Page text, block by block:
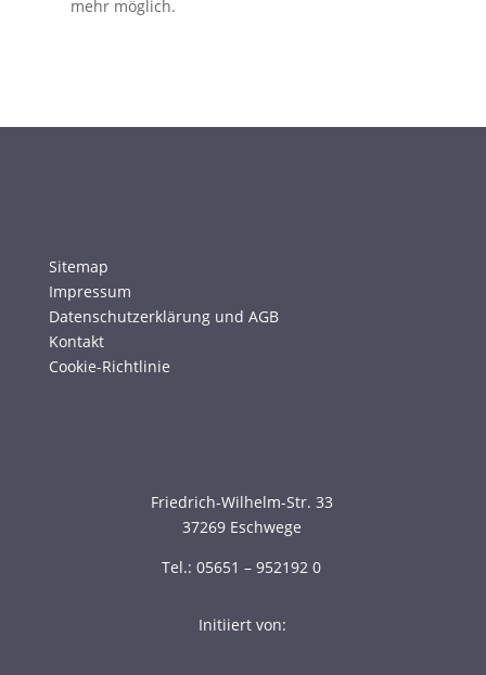
mehr möglich.
Sitemap
Impressum
Datenschutzerklärung und AGB
Kontakt
Cookie-Richtlinie
Friedrich-Wilhelm-Str. 33
37269 Eschwege
Tel.: 05651 – 952192 0
Initiiert von: